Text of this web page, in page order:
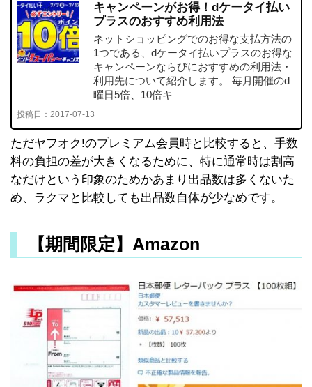
キャンペーンがお得！dケータイ払い
プラスのおすすめ利用法
ネットショッピングでのお得な支払方法の
1つである、dケータイ払いプラスのお得な
キャンペーンならびにおすすめの利用法・
利用先について紹介します。 毎月開催のd
曜日5倍、10倍キ
投稿日： 2017-07-13
ただヤフオク!のプレミアム会員時と比較すると、手数
料の負担の差が大きくなるために、特に通常時は割高
なだけという印象のためかあまり出品数は多くないた
め、ラクマと比較しても出品数自体が少なめです。
【期間限定】Amazon